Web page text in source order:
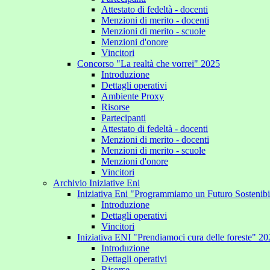
Attestato di fedeltà - docenti
Menzioni di merito - docenti
Menzioni di merito - scuole
Menzioni d'onore
Vincitori
Concorso "La realtà che vorrei" 2025
Introduzione
Dettagli operativi
Ambiente Proxy
Risorse
Partecipanti
Attestato di fedeltà - docenti
Menzioni di merito - docenti
Menzioni di merito - scuole
Menzioni d'onore
Vincitori
Archivio Iniziative Eni
Iniziativa Eni "Programmiamo un Futuro
Introduzione
Dettagli operativi
Vincitori
Iniziativa ENI "Prendiamoci cura delle foreste"
Introduzione
Dettagli operativi